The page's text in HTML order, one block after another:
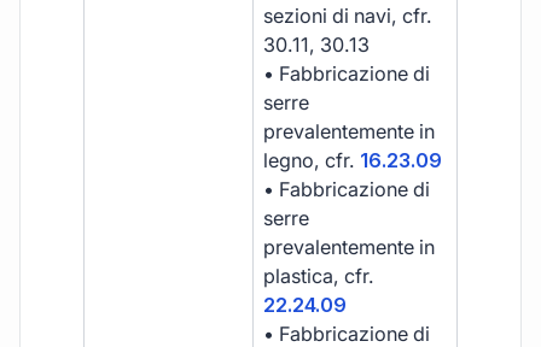
sezioni di navi, cfr.
30.11, 30.13
• Fabbricazione di
serre
prevalentemente in
legno, cfr. 16.23.09
• Fabbricazione di
serre
prevalentemente in
plastica, cfr.
22.24.09
• Fabbricazione di